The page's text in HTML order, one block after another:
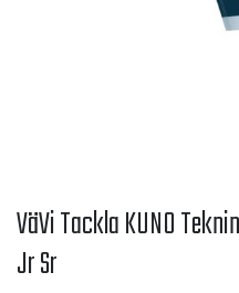
VäVi Tackla KUNO
Jr Sr